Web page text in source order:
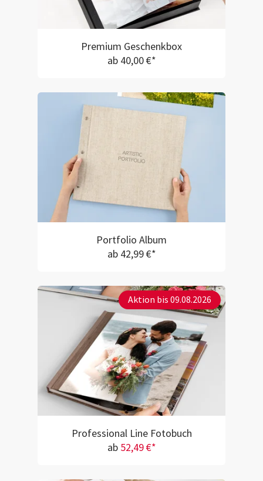
Premium Geschenkbox
ab 40,00 €*
Portfolio Album
ab 42,99 €*
Aktion bis 09.08.2026
Professional Line Fotobuch
ab 52,49 €*